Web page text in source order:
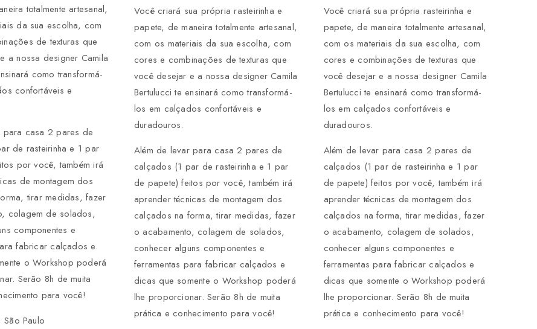
totalmente artesanal,
da sua escolha, com
de texturas que
a nossa designer Camila
como transformá-
confortáveis e
para casa 2 pares de
de rasteirinha e 1 par
por você, também irá
de montagem dos
tirar medidas, fazer
colagem de solados,
componentes e
fabricar calçados e
o Workshop poderá
Serão 8h de muita
para você!
São Paulo
Você criará sua própria rasteirinha e
papete, de maneira totalmente artesanal,
com os materiais da sua escolha, com
cores e combinações de texturas que
você desejar e a nossa designer Camila
Bertulucci te ensinará como transformá-
los em calçados confortáveis e
duradouros.
Além de levar para casa 2 pares de
calçados (1 par de rasteirinha e 1 par
de papete) feitos por você, também irá
aprender técnicas de montagem dos
calçados na forma, tirar medidas, fazer
o acabamento, colagem de solados,
conhecer alguns componentes e
ferramentas para fabricar calçados e
dicas que somente o Workshop poderá
lhe proporcionar. Serão 8h de muita
prática e conhecimento para você!
Você criará sua própria rasteirinha e
papete, de maneira totalmente artesanal,
com os materiais da sua escolha, com
cores e combinações de texturas que
você desejar e a nossa designer Camila
Bertulucci te ensinará como transformá-
los em calçados confortáveis e
duradouros.
Além de levar para casa 2 pares de
calçados (1 par de rasteirinha e 1 par
de papete) feitos por você, também irá
aprender técnicas de montagem dos
calçados na forma, tirar medidas, fazer
o acabamento, colagem de solados,
conhecer alguns componentes e
ferramentas para fabricar calçados e
dicas que somente o Workshop poderá
lhe proporcionar. Serão 8h de muita
prática e conhecimento para você!